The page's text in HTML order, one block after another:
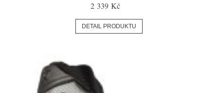
2 339 Kč
DETAIL PRODUKTU